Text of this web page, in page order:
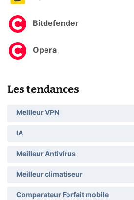
Bitdefender
Opera
Les tendances
Meilleur VPN
IA
Meilleur Antivirus
Meilleur climatiseur
Comparateur Forfait mobile